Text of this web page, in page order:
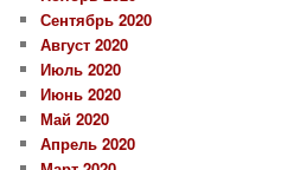
Сентябрь 2020
Август 2020
Июль 2020
Июнь 2020
Май 2020
Апрель 2020